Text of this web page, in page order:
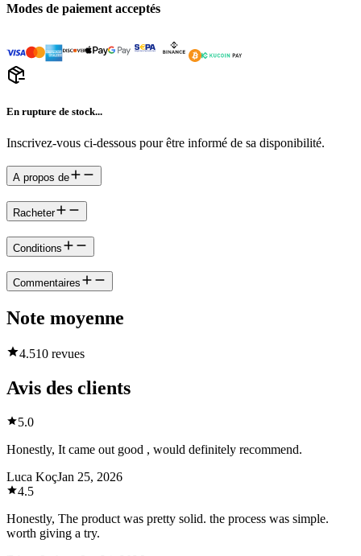
Modes de paiement acceptés
En rupture de stock...
Inscrivez-vous ci-dessous pour être informé de sa disponibilité.
A propos de
Racheter
Conditions
Commentaires
Note moyenne
4.510 revues
Avis des clients
5.0
Honestly, It came out good , would definitely recommend.
Luca KoçJan 25, 2026
4.5
Honestly, The product was pretty solid. the process was simple.
worth giving a try.